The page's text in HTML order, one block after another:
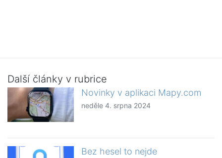
Další články v rubrice
Novinky v aplikaci Mapy.com
neděle 4. srpna 2024
Bez hesel to nejde